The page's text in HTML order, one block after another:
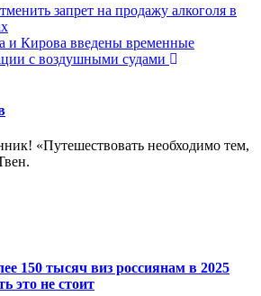
запрет на продажу алкоголя в
и Кирова введены временные
с воздушными судами
«Путешествовать необходимо тем,
150 тысяч виз россиянам в 2025
это не стоит